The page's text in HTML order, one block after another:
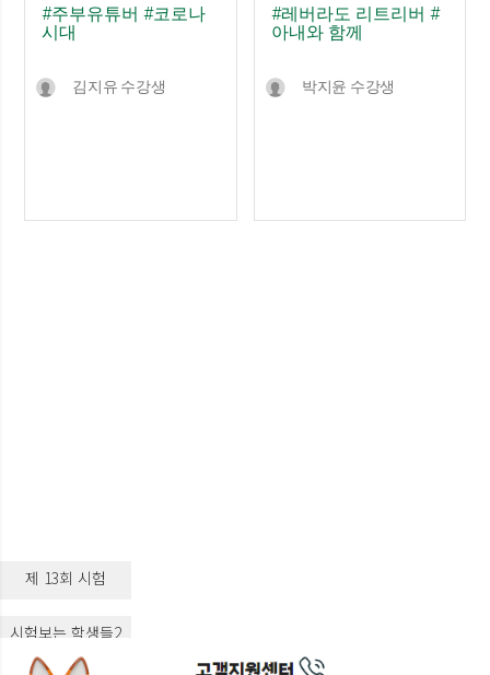
#주부유튜버 #코로나
시대
김지유 수강생
#레버라도 리트리버 #
아내와 함께
박지윤 수강생
제 13회 시험
시험보는 학생들2